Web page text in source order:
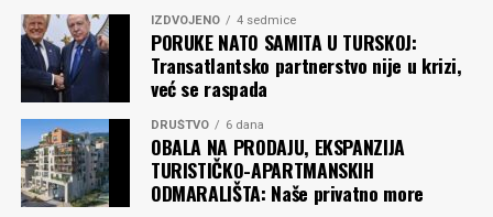
IZDVOJENO 4 sedmice
PORUKE NATO SAMITA U TURSKOJ:
Transatlantsko partnerstvo nije u krizi,
već se raspada
DRUŠTVO 6 dana
OBALA NA PRODAJU, EKSPANZIJA
TURISTIČKO-APARTMANSKIH
ODMARALIŠTA: Naše privatno more